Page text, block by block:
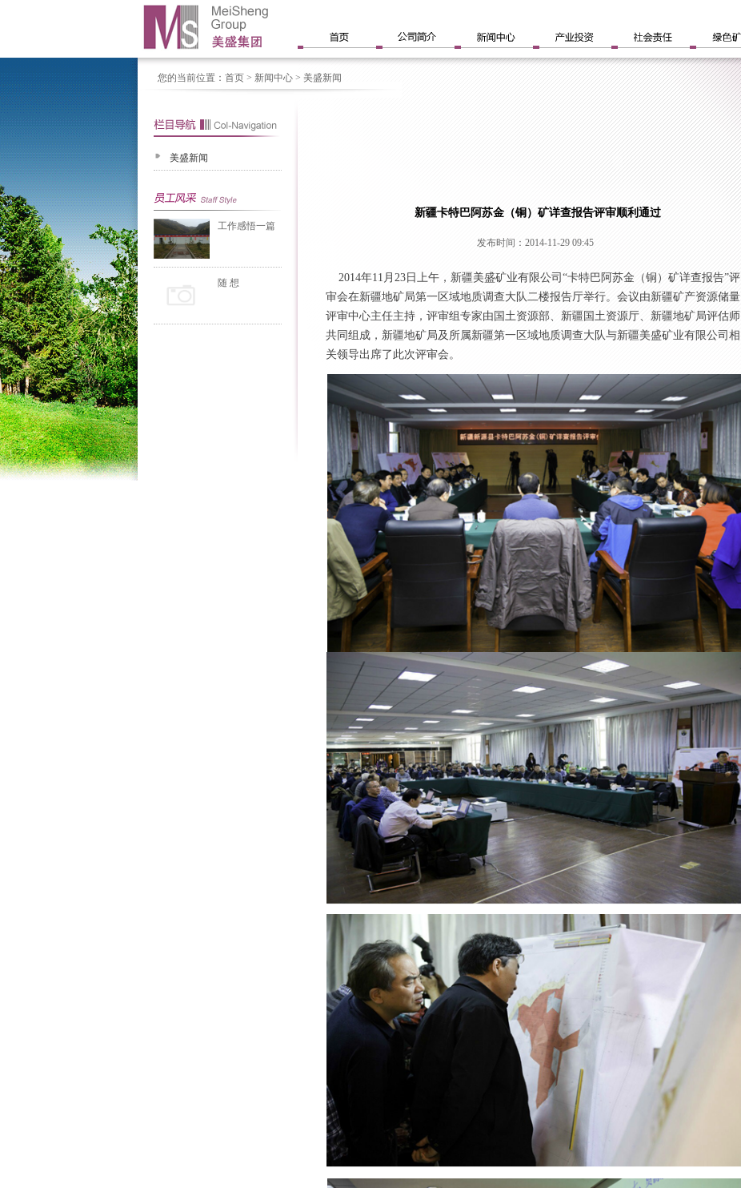
您的当前位置： 首页 > 新闻中心 > 美盛新闻
美盛新闻
工作感悟一篇
随 想
新疆卡特巴阿苏金（铜）矿详查报告评审顺利通过
发布时间：2014-11-29 09:45
2014年11 月 23 日上午，新疆美盛矿业有限公司“卡特巴阿苏金（铜）矿详查报告”评
审会在新疆地矿局第一区域地质调查大队二楼报告厅举行。会议由新疆矿产资源储量
评审中心主任主持，评审组专家由国土资源部、新疆国土资源厅、新疆地矿局评估师
共同组成，新疆地矿局及所属新疆第一区域地质调查大队与新疆美盛矿业有限公司相
关领导出席了此次评审会。